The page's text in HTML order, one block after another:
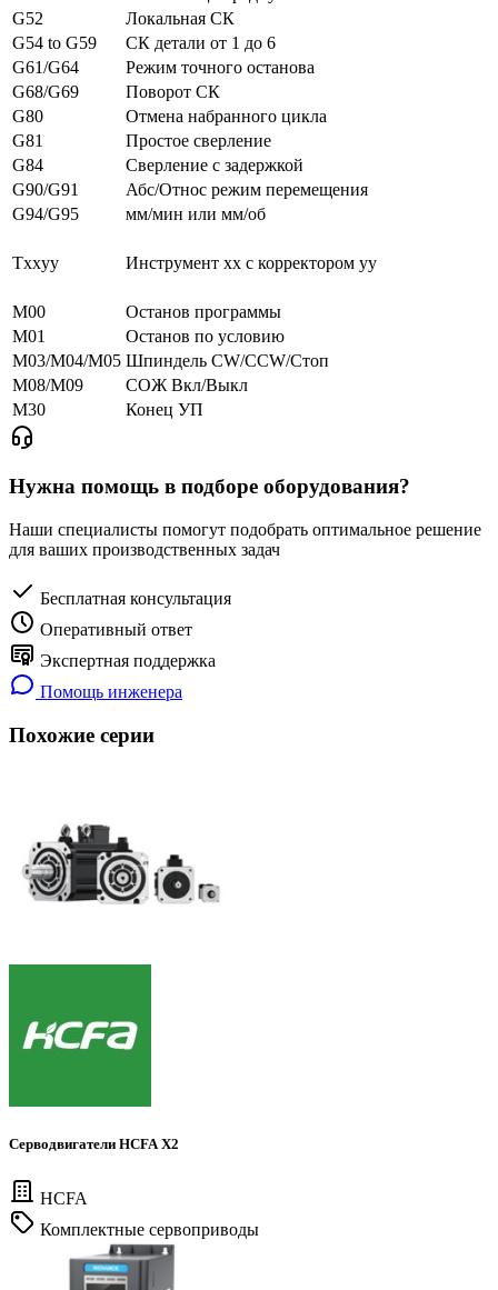
G52
Локальная СК
G54 to G59
СК детали от 1 до 6
G61/G64
Режим точного останова
G68/G69
Поворот СК
G80
Отмена набранного цикла
G81
Простое сверление
G84
Сверление с задержкой
G90/G91
Абс/Относ режим перемещения
G94/G95
мм/мин или мм/об
Txxyy Инструмент xx с корректором yy
M00
Останов программы
M01
Останов по условию
M03/M04/M05 Шпиндель CW/CCW/Стоп
M08/M09
СОЖ Вкл/Выкл
M30
Конец УП
Нужна помощь в подборе оборудования?
Наши специалисты помогут подобрать оптимальное решение
для ваших производственных задач
Бесплатная консультация
Оперативный ответ
Экспертная поддержка
Помощь инженера
Похожие серии
Серводвигатели HCFA X2
HCFA
Комплектные сервоприводы